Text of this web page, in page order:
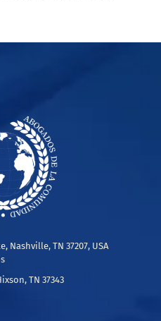
Nashville, TN 37207, USA
TN 37343